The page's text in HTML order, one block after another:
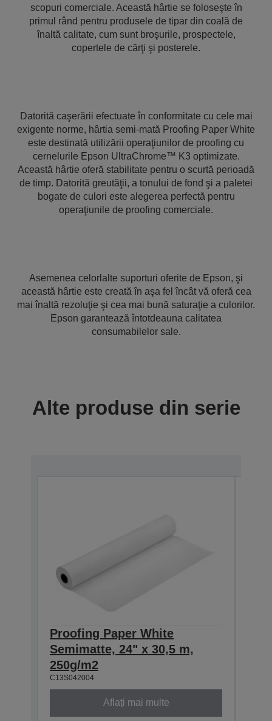
scopuri comerciale. Această hârtie se foloseşte în
primul rând pentru produsele de tipar din coală de
înaltă calitate, cum sunt broşurile, prospectele,
copertele de cărţi şi posterele.
Datorită caşerării efectuate în conformitate cu cele mai
exigente norme, hârtia semi-mată Proofing Paper White
este destinată utilizării operaţiunilor de proofing cu
cernelurile Epson UltraChrome™ K3 optimizate.
Această hârtie oferă stabilitate pentru o scurtă perioadă
de timp. Datorită greutăţii, a tonului de fond şi a paletei
bogate de culori este alegerea perfectă pentru
operaţiunile de proofing comerciale.
Asemenea celorlalte suporturi oferite de Epson, şi
această hârtie este creată în aşa fel încât vă oferă cea
mai înaltă rezoluţie şi cea mai bună saturaţie a culorilor.
Epson garantează întotdeauna calitatea
consumabilelor sale.
Alte produse din serie
Proofing Paper White
Semimatte, 24" x 30,5 m,
250g/m2
C13S042004
Aflați mai multe